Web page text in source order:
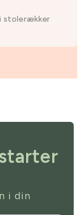
stolerækker
i din